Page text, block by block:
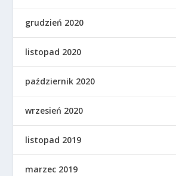
grudzień 2020
listopad 2020
październik 2020
wrzesień 2020
listopad 2019
marzec 2019